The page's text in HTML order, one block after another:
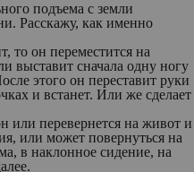
подъема с земли
Расскажу, как именно
то он переместится на
выставит сначала одну ногу
этого он переставит руки
и встанет. Или же сделает
или перевернется на живот и
или может повернуться на
в наклонное сидение, на